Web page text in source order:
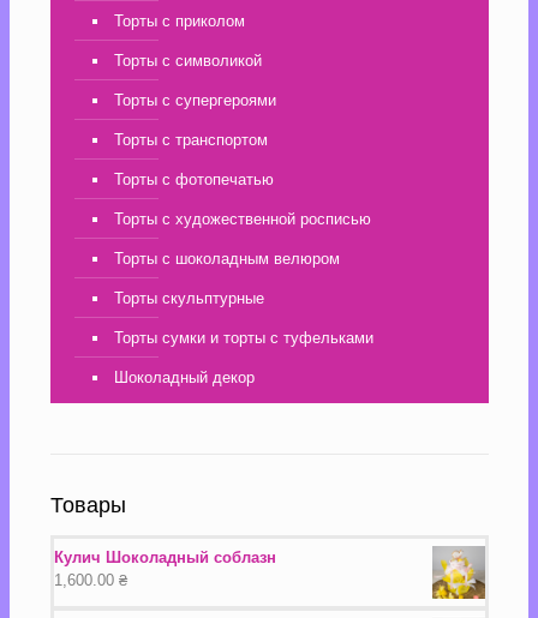
Торты с приколом
Торты с символикой
Торты с супергероями
Торты с транспортом
Торты с фотопечатью
Торты с художественной росписью
Торты с шоколадным велюром
Торты скульптурные
Торты сумки и торты с туфельками
Шоколадный декор
Товары
Кулич Шоколадный соблазн
1,600.00 ₴